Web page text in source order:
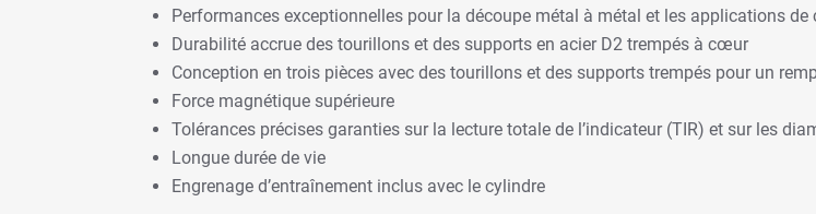
Performances exceptionnelles pour la découpe métal à métal et les applications
Durabilité accrue des tourillons et des supports en acier D2 trempés à cœur
Conception en trois pièces avec des tourillons et des supports trempés pour un
Force magnétique supérieure
Tolérances précises garanties sur la lecture totale de l’indicateur (TIR) et sur les
Longue durée de vie
Engrenage d’entraînement inclus avec le cylindre